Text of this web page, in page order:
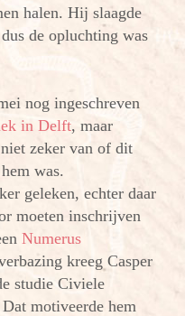
halen. Hij slaagde
de opluchting was
nog ingeschreven
in Delft, maar
zeker van of dit
was.
geleken, echter daar
moeten inschrijven
Numerus
kreeg Casper
studie Civiele
motiveerde hem